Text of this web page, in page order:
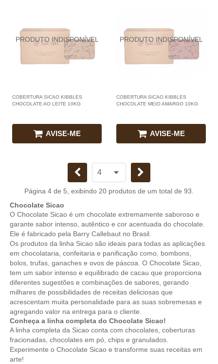
COBERTURA SICAO KIBBLES
CHOCOLATE AO LEITE 10KG
AVISE-ME
COBERTURA SICAO KIBBLES
CHOCOLATE MEIO AMARGO 10KG
AVISE-ME
Página 4 de 5, exibindo 20 produtos de um total de 93.
Chocolate Sicao
O Chocolate Sicao é um chocolate extremamente saboroso e
garante sabor intenso, autêntico e cor acentuada do chocolate.
Ele é fabricado pela Barry Callebaut no Brasil.
Os produtos da linha Sicao são ideais para todas as aplicações
em chocolataria, confeitaria e panificação como, bombons,
bolos, trufas, ganaches e ovos de páscoa. O Chocolate Sicao,
tem um sabor intenso e equilibrado de cacau que proporciona
diferentes sugestões e combinações de sabores, gerando
milhares de possibilidades de receitas deliciosas que
acrescentam muita personalidade para as suas sobremesas e
agregando valor na entrega para o cliente.
Conheça a linha completa do Chocolate Sicao!
A linha completa da Sicao conta com chocolates, coberturas
fracionadas, chocolates em pó, chips e granulados.
Experimente o Chocolate Sicao e transforme suas receitas em
arte!